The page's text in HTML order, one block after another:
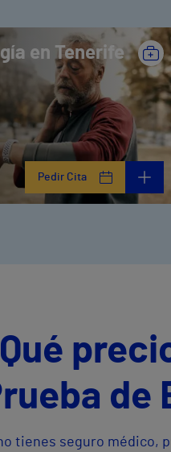
en Tenerife
Pedir Cita
de
tienes seguro médico,